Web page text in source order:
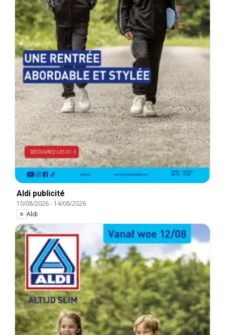
Aldi publicité
10/08/2026- 14/08/2026
Aldi